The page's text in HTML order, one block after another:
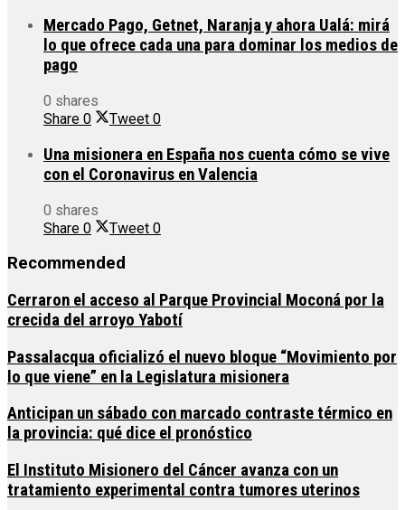
Mercado Pago, Getnet, Naranja y ahora Ualá: mirá
lo que ofrece cada una para dominar los medios de
pago
0 shares
Share 0 Tweet 0
Una misionera en España nos cuenta cómo se vive
con el Coronavirus en Valencia
0 shares
Share 0 Tweet 0
Recommended
Cerraron el acceso al Parque Provincial Moconá por la
crecida del arroyo Yabotí
Passalacqua oficializó el nuevo bloque “Movimiento por
lo que viene” en la Legislatura misionera
Anticipan un sábado con marcado contraste térmico en
la provincia: qué dice el pronóstico
El Instituto Misionero del Cáncer avanza con un
tratamiento experimental contra tumores uterinos